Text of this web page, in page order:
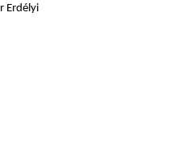
Erdélyi